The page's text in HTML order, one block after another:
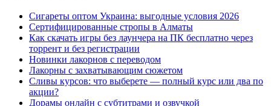
Сигареты оптом Украина: выгодные условия 2026
Сертифицированные стропы в Алматы
Как скачать игры без лаунчера на ПК бесплатно через
торрент и без регистрации
Новинки лакорнов с переводом
Лакорны с захватывающим сюжетом
Сливы курсов: что выберете — полный курс или два по
акции?
Дорамы онлайн с субтитрами и озвучкой